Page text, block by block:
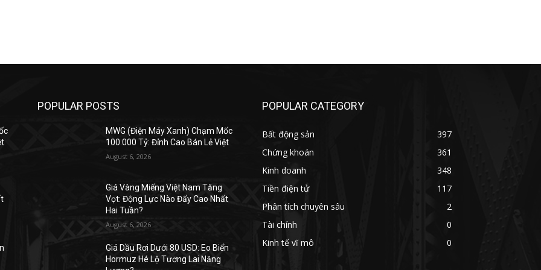
POPULAR POSTS
MWG (Điện Máy Xanh) Chạm Mốc
100.000 Tỷ: Đỉnh Cao Bán Lẻ Việt
August 6, 2026
Giá Vàng Miếng Việt Nam Tăng
Vọt: Động Lực Nào Đẩy Cao Nhất
Hai Tuần?
August 6, 2026
Giá Dầu Rơi Dưới 80 USD: Eo Biển
Hormuz Hé Lộ Tương Lai Năng
POPULAR CATEGORY
Bất động sản
397
Chứng khoán
361
Kinh doanh
348
Tiền điện tử
117
Phân tích chuyên sâu
2
Tài chính
0
Kinh tế vĩ mô
0